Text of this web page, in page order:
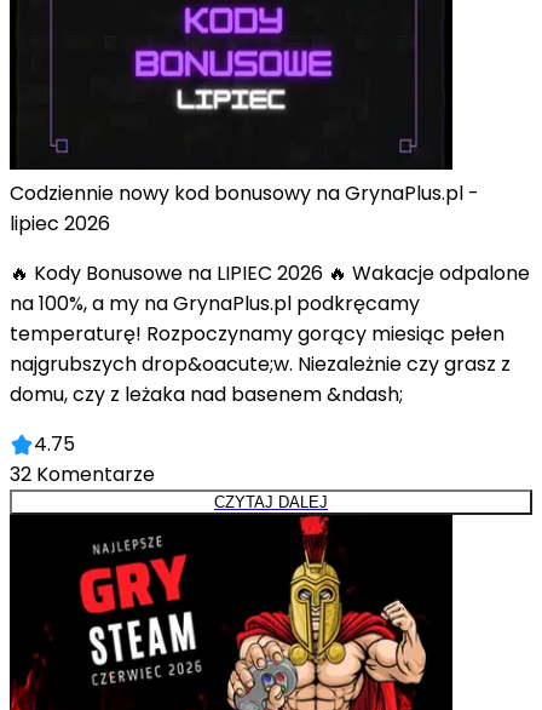
Codziennie nowy kod bonusowy na GrynaPlus.pl -
lipiec 2026
🔥 Kody Bonusowe na LIPIEC 2026 🔥 Wakacje odpalone
na 100%, a my na GrynaPlus.pl podkręcamy
temperaturę! Rozpoczynamy gorący miesiąc pełen
najgrubszych drop&oacute;w. Niezależnie czy grasz z
domu, czy z leżaka nad basenem &ndash;
4.75
32 Komentarze
CZYTAJ DALEJ